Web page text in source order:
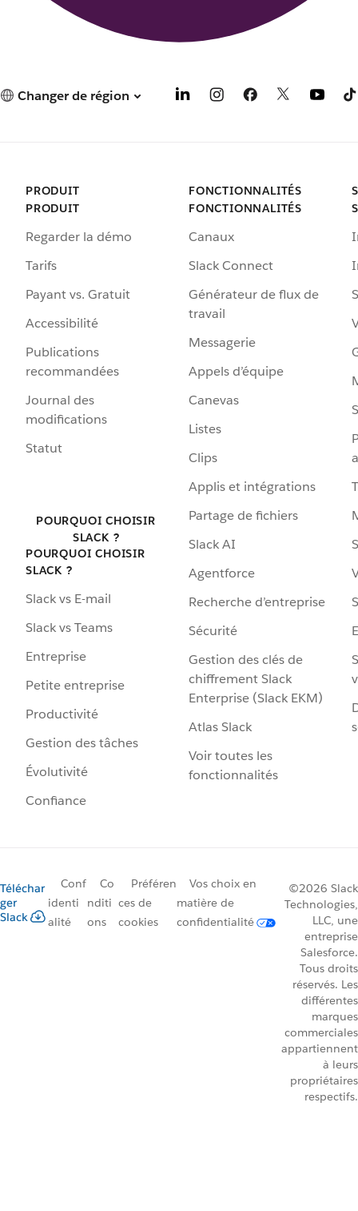
Changer de région
PRODUIT
PRODUIT
Regarder la démo
Tarifs
Payant vs. Gratuit
Accessibilité
Publications
recommandées
Journal des
modifications
Statut
POURQUOI CHOISIR
SLACK ?
POURQUOI CHOISIR
SLACK ?
Slack vs E-mail
Slack vs Teams
Entreprise
Petite entreprise
Productivité
Gestion des tâches
Évolutivité
Confiance
FONCTIONNALITÉS
FONCTIONNALITÉS
Canaux
Slack Connect
Générateur de flux de
travail
Messagerie
Appels d’équipe
Canevas
Listes
Clips
Applis et intégrations
Partage de fichiers
Slack AI
Agentforce
Recherche d’entreprise
Sécurité
Gestion des clés de
chiffrement Slack
Enterprise (Slack EKM)
Atlas Slack
Voir toutes les
fonctionnalités
Téléchar
ger
Slack
Conf
identi
alité
Co
nditi
ons
Préféren
ces de
cookies
Vos choix en
matière de
confidentialité
©2026 Slack
Technologies,
LLC, une
entreprise
Salesforce.
Tous droits
réservés. Les
différentes
marques
commerciales
appartiennent
à leurs
propriétaires
respectifs.